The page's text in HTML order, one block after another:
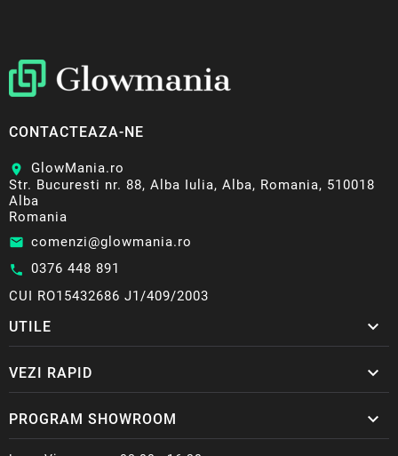
CONTACTEAZA-NE
location_on
GlowMania.ro
Str. Bucuresti nr. 88, Alba Iulia, Alba, Romania, 510018
Alba
Romania
email comenzi@glowmania.ro
call 0376 448 891
CUI RO15432686 J1/409/2003
UTILE 
VEZI RAPID 
PROGRAM SHOWROOM 